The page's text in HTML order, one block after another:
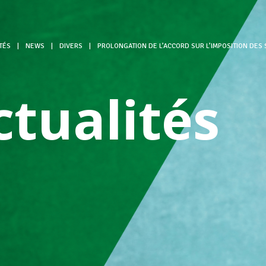
NEWS DIVERS PROLONGATION DE L’ACCORD SUR L’IMPOSITION